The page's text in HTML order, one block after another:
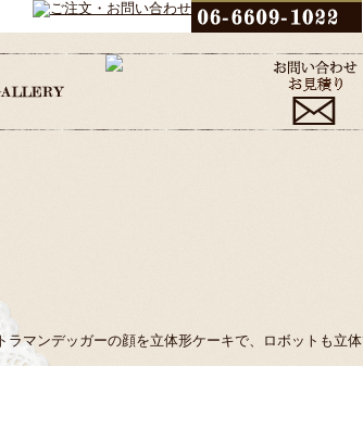
ラマンデッガーの顔を立体形ケーキで、ロボットも立